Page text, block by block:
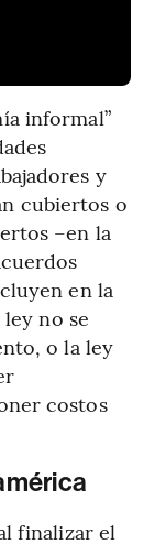
informal”
y
cubiertos o
–en la
en la
no se
o la ley
costos
finalizar el